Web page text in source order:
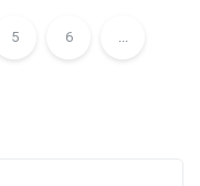
5 6